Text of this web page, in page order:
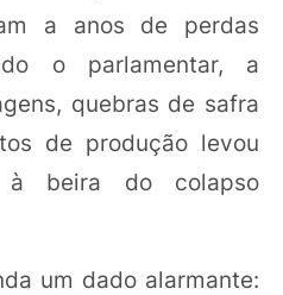
a anos de perdas
o parlamentar, a
quebras de safra
de produção levou
à beira do colapso
um dado alarmante: